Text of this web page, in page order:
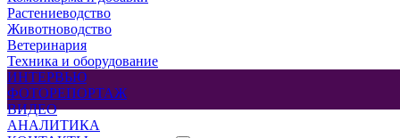
Растениеводство
Животноводство
Ветеринария
Техника и оборудование
ИНТЕРВЬЮ
ФОТОРЕПОРТАЖ
ВИДЕО
АНАЛИТИКА